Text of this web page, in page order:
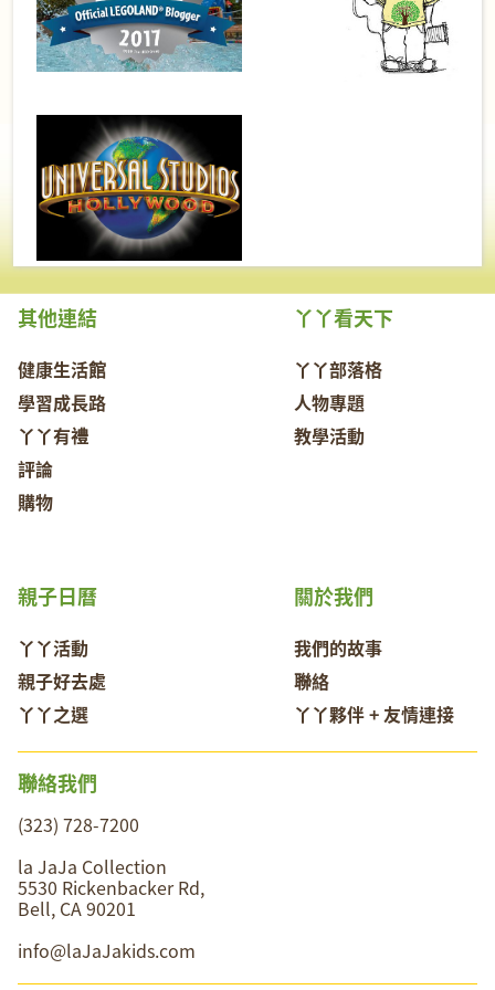
其他連結
健康生活館
學習成長路
丫丫有禮
評論
購物
丫丫看天下
丫丫部落格
人物專題
教學活動
關於我們
我們的故事
聯絡
丫丫夥伴 + 友情連接
親子日曆
丫丫活動
親子好去處
丫丫之選
聯絡我們
(323) 728-7200
la JaJa Collection
5530 Rickenbacker Rd,
Bell, CA 90201
info@laJaJakids.com